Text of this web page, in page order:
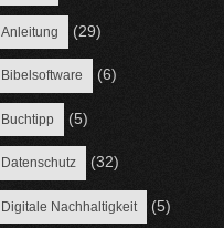
Anleitung (29)
Bibelsoftware (6)
Buchtipp (5)
Datenschutz (32)
Digitale Nachhaltigkeit (5)